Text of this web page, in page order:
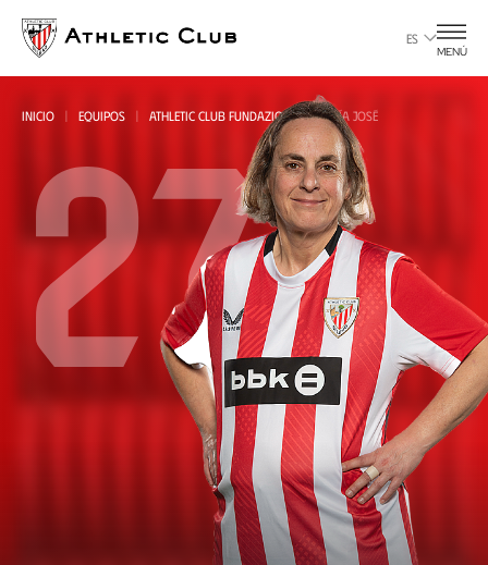
contenido
principal
ES
MENÚ
INICIO EQUIPOS ATHLETIC CLUB FUNDAZIOA MARÍA JOSÉ
27